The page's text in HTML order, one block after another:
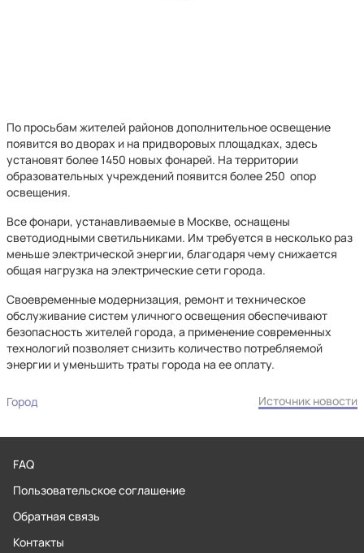
По просьбам жителей районов дополнительное освещение
появится во дворах и на придворовых площадках, здесь
установят более 1450 новых фонарей. На территории
образовательных учреждений появится более 250 опор
освещения.
Все фонари, устанавливаемые в Москве, оснащены
светодиодными светильниками. Им требуется в несколько раз
меньше электрической энергии, благодаря чему снижается
общая нагрузка на электрические сети города.
Своевременные модернизация, ремонт и техническое
обслуживание систем уличного освещения обеспечивают
безопасность жителей города, а применение современных
технологий позволяет снизить количество потребляемой
энергии и уменьшить траты города на ее оплату.
Город Источник новости
FAQ
Пользовательское соглашение
Обратная связь
Контакты